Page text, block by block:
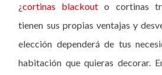
¿cortinas blackout o cortinas
tienen sus propias ventajas y
elección dependerá de tus
habitación que quieras decorar.